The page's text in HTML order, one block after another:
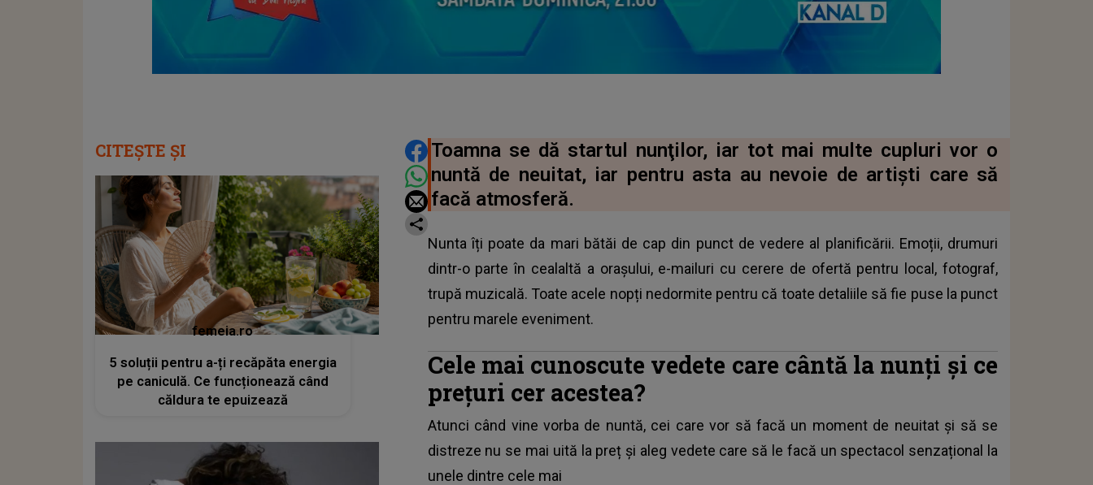
DISTRIBUIE ARTICOLUL
Toamna se dă startul nunţilor, iar tot mai multe cupluri vor o
nuntă de neuitat, iar pentru asta au nevoie de artiști care să
facă atmosferă.
Nunta îți poate da mari bătăi de cap din punct de vedere al planificării. Emoții, drumuri
dintr-o parte în cealaltă a orașului, e-mailuri cu cerere de ofertă pentru local, fotograf,
trupă muzicală. Toate acele nopți nedormite pentru că toate detaliile să fie puse la punct
pentru marele eveniment.
Cele mai cunoscute vedete care cântă la nunți și ce
prețuri cer acestea?
Atunci când vine vorba de nuntă, cei care vor să facă un moment de neuitat și să se
distreze nu se mai uită la preț și aleg vedete care să le facă un spectacol senzațional la
unele dintre cele mai
CITEȘTE ȘI
femeia.ro
5 soluții pentru a-ți recăpăta energia
pe caniculă. Ce funcționează când
căldura te epuizează